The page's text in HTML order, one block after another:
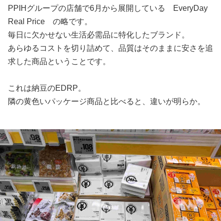
PPIHグループの店舗で6月から展開している EveryDay
Real Price の略です。
毎日に欠かせない生活必需品に特化したブランド。
あらゆるコストを切り詰めて、品質はそのままに安さを追
求した商品ということです。
これは納豆のEDRP。
隣の黄色いパッケージ商品と比べると、違いが明らか。